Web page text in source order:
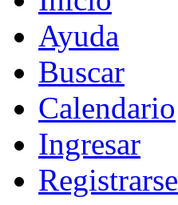
Ayuda
Buscar
Calendario
Ingresar
Registrarse